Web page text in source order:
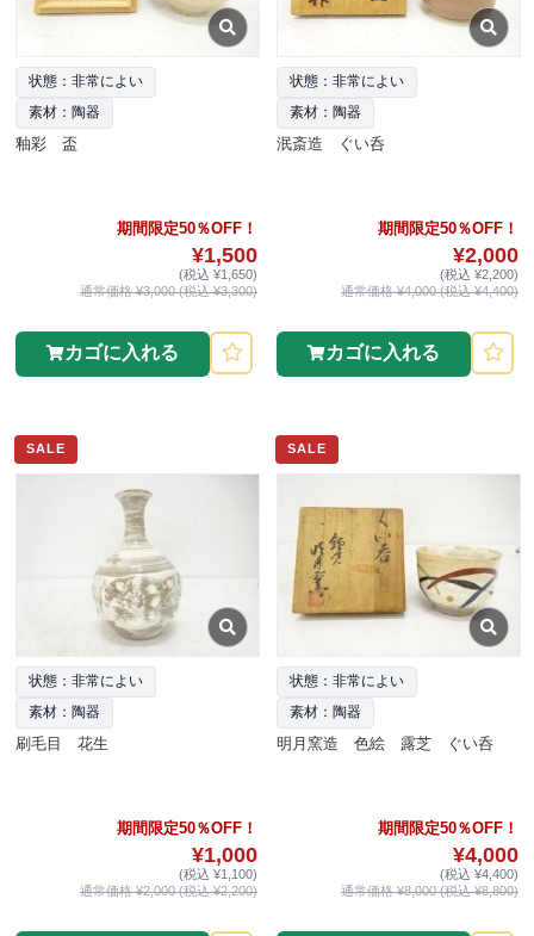
状態：非常によい
素材：陶器
釉彩 盃
期間限定50％OFF！
¥1,500
(税込 ¥1,650)
通常価格 ¥3,000 (税込 ¥3,300)
カゴに入れる
状態：非常によい
素材：陶器
泯斎造 ぐい呑
期間限定50％OFF！
¥2,000
(税込 ¥2,200)
通常価格 ¥4,000 (税込 ¥4,400)
カゴに入れる
SALE
状態：非常によい
素材：陶器
刷毛目 花生
期間限定50％OFF！
¥1,000
(税込 ¥1,100)
通常価格 ¥2,000 (税込 ¥2,200)
SALE
状態：非常によい
素材：陶器
明月窯造 色絵 露芝 ぐい呑
期間限定50％OFF！
¥4,000
(税込 ¥4,400)
通常価格 ¥8,000 (税込 ¥8,800)